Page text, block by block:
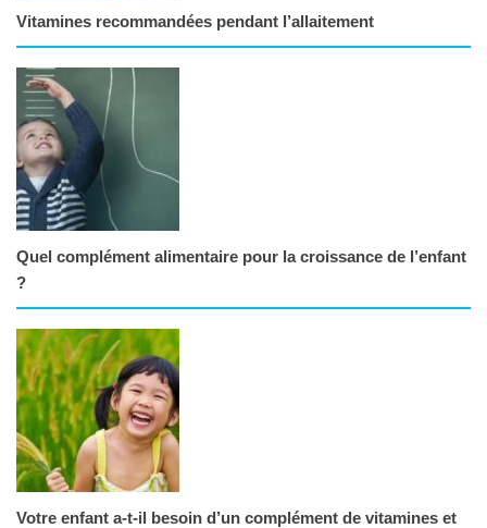
Vitamines recommandées pendant l’allaitement
Quel complément alimentaire pour la croissance de l’enfant
?
Votre enfant a-t-il besoin d’un complément de vitamines et